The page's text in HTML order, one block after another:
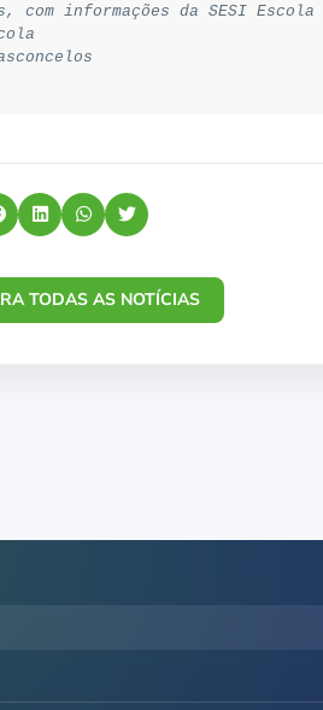
com informações da SESI Escola
TODAS AS NOTÍCIAS